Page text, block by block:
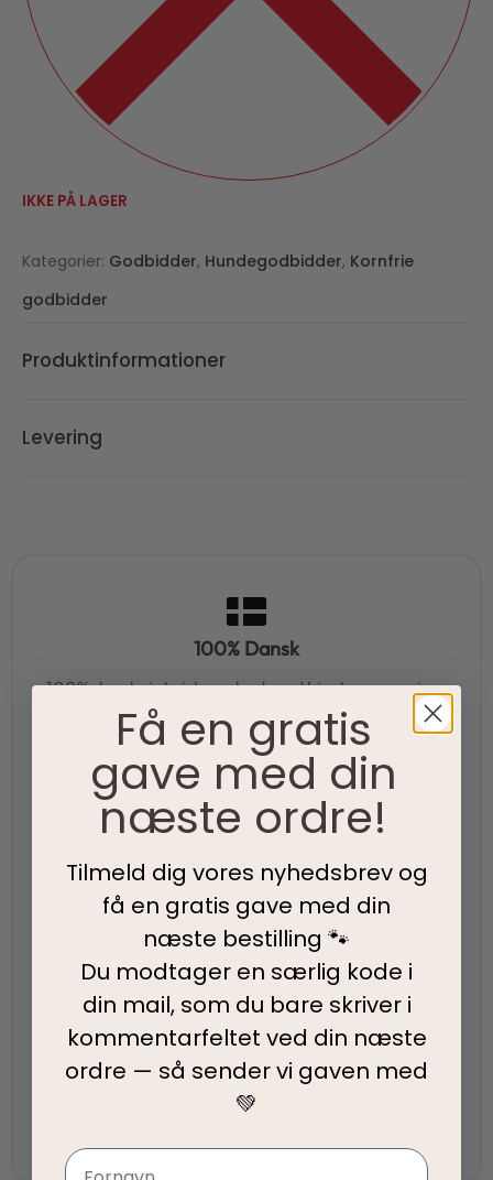
IKKE PÅ LAGER
Kategorier: Godbidder, Hundegodbidder, Kornfrie
godbidder
Produktinformationer
Levering
100% Dansk
100% danskejet virksomhed med hjerte og passion.
Vi værner om vores lokale rødder
Hurtig levering
95% af alle ordrer pakkes og afsendes samme dag
5-Stjernet kundeservice
Vi har topscore på både Facebook, Google og
Trustpilot - Vi er her for at hjælpe dig
Fair priser
Vi tilbyder fair priser, så I kan nyde vores
Få en gratis
gave med din
næste ordre!
Tilmeld dig vores nyhedsbrev og
få en gratis gave med din
næste bestilling 🐾
Du modtager en særlig kode i
din mail, som du bare skriver i
kommentarfeltet ved din næste
ordre — så sender vi gaven med
💚
Navn